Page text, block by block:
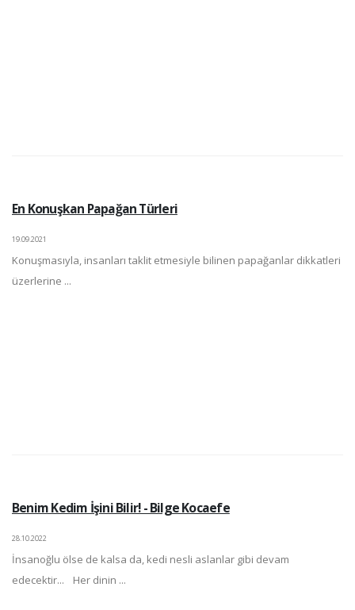
En Konuşkan Papağan Türleri
19.09.2021
Konuşmasıyla, insanları taklit etmesiyle bilinen papağanlar dikkatleri
üzerlerine ...
Benim Kedim İşini Bilir! - Bilge Kocaefe
28.10.2022
İnsanoğlu ölse de kalsa da, kedi nesli aslanlar gibi devam
edecektir... Her dinin ...